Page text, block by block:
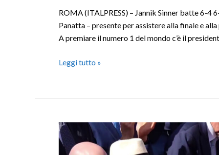
ROMA (ITALPRESS) – Jannik Sinner batte 6-4
Panatta – presente per assistere alla finale e
A premiare il numero 1 del mondo c’è il
Leggi tutto »
Mattarella
alla
finale